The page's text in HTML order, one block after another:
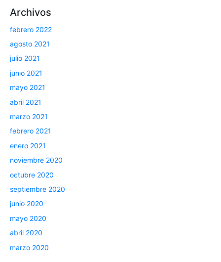
Archivos
febrero 2022
agosto 2021
julio 2021
junio 2021
mayo 2021
abril 2021
marzo 2021
febrero 2021
enero 2021
noviembre 2020
octubre 2020
septiembre 2020
junio 2020
mayo 2020
abril 2020
marzo 2020